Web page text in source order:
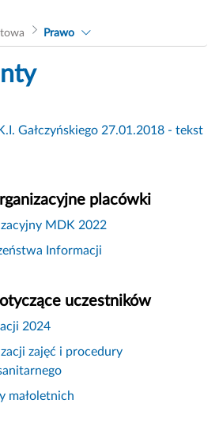
Prawo
Gałczyńskiego 27.01.2018 - tekst
placówki
MDK 2022
Informacji
uczestników
2024
zajęć i procedury
małoletnich